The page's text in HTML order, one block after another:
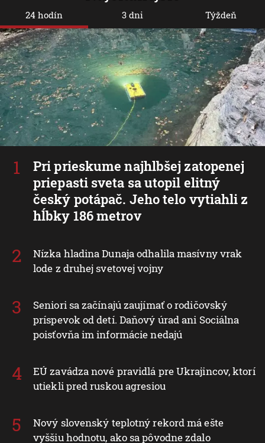
24 hodín
Pri prieskume najhlbšej zatopenej
priepasti sveta sa utopil elitný
český potápač. Jeho telo vytiahli z
hĺbky 186 metrov
Nízka hladina Dunaja odhalila masívny vrak
lode z druhej svetovej vojny
Seniori sa začínajú zaujímať o rodičovský
príspevok od detí. Daňový úrad ani Sociálna
poisťovňa im informácie nedajú
EÚ zavádza nové pravidlá pre Ukrajincov, ktorí
utiekli pred ruskou agresiou
Nový slovenský teplotný rekord má ešte
vyššiu hodnotu, ako sa pôvodne zdalo
3 dni Týždeň